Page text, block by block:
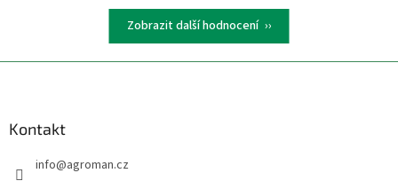
Zobrazit další hodnocení
Kontakt
info@agroman.cz